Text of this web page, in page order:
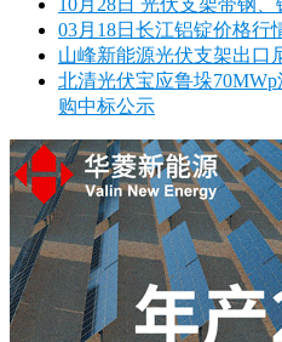
10月28日 光伏支架带钢
03月18日长江铝锭价格行
山峰新能源光伏支架出口
北清光伏宝应鲁垛
购中标公示